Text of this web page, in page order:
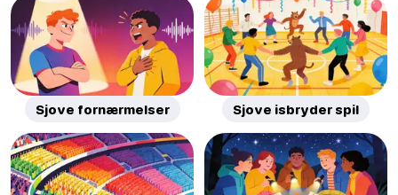
Sjove fornærmelser Sjove isbryder spil